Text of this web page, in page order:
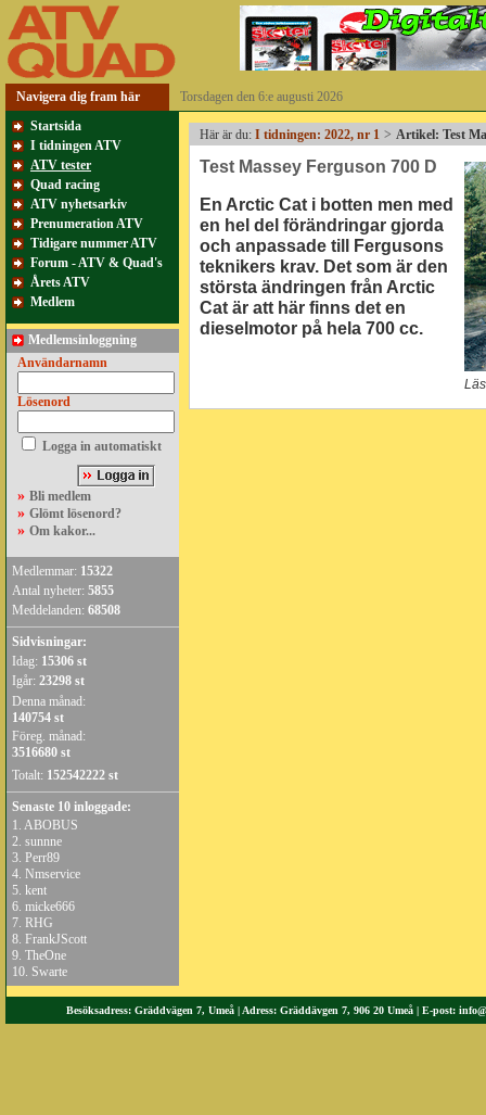
Navigera dig fram här
Torsdagen den 6:e augusti 2026
Startsida
I tidningen ATV
ATV tester
Quad racing
ATV nyhetsarkiv
Prenumeration ATV
Tidigare nummer ATV
Forum - ATV & Quad's
Årets ATV
Medlem
Medlemsinloggning
Användarnamn
Lösenord
Logga in automatiskt
» Bli medlem
» Glömt lösenord?
» Om kakor...
Medlemmar: 15322
Antal nyheter: 5855
Meddelanden: 68508
Sidvisningar:
Idag: 15306 st
Igår: 23298 st
Denna månad:
140754 st
Föreg. månad:
3516680 st
Totalt: 152542222 st
Senaste 10 inloggade:
1. ABOBUS
2. sunnne
3. Perr89
4. Nmservice
5. kent
6. micke666
7. RHG
8. FrankJScott
9. TheOne
10. Swarte
Här är du: I tidningen: 2022, nr 1 > Artikel: Test
Test Massey Ferguson 700 D
En Arctic Cat i botten men med
en hel del förändringar gjorda
och anpassade till Fergusons
teknikers krav. Det som är den
största ändringen från Arctic
Cat är att här finns det en
dieselmotor på hela 700 cc.
Besöksadress: Gräddvägen 7, Umeå | Adress: Gräddävgen 7, 906 20 Umeå | E-post: